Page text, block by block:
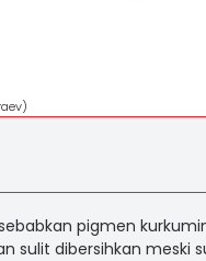
pigmen
sulit dibersihkan meski